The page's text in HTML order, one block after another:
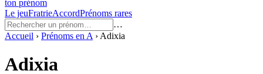
ton prénom
Le jeuFratrieAccordPrénoms rares
…
Accueil › Prénoms en A › Adixia
Adixia